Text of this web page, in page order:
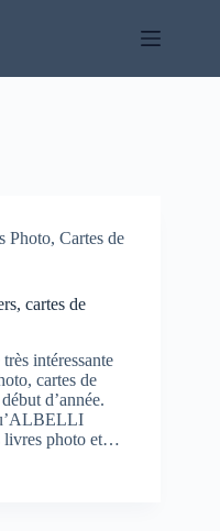
Photo, Cartes de
cartes de
intéressante
cartes de
d’année.
livres photo et…